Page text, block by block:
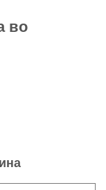
во
ден.